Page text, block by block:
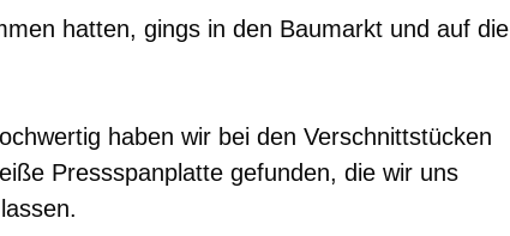
hatten, gings in den Baumarkt und auf die
haben wir bei den Verschnittstücken
Pressspanplatte gefunden, die wir uns